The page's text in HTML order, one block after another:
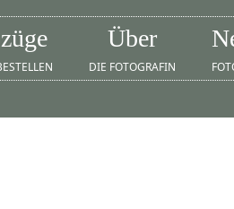
Über
DIE FOTOGRAFIN